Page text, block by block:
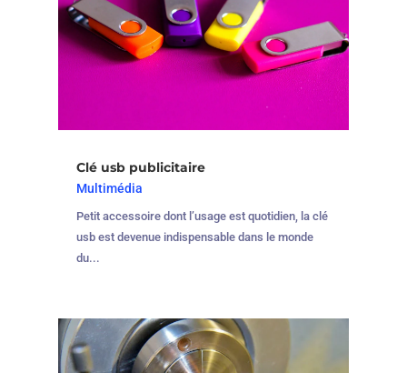
Clé usb publicitaire
Multimédia
Petit accessoire dont l’usage est quotidien, la clé
usb est devenue indispensable dans le monde
du...